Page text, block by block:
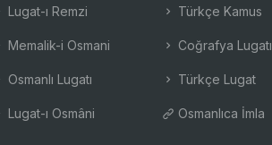
Lugat-ı Remzi
Memalik-i Osmani
Osmanlı Lugatı
Lugat-ı Osmâni
Türkçe Kamus
Coğrafya Lugatı
Türkçe Lugat
Osmanlıca İmla